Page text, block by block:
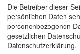
Die Betreiber dieser
persönlichen Daten
personenbezogenen
gesetzlichen
Datenschutzerklärung.